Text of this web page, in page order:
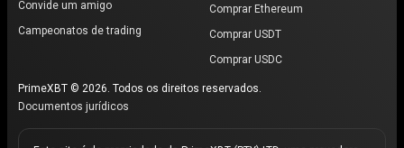
Convide um amigo
Campeonatos de trading
Comprar Ethereum
Comprar USDT
Comprar USDC
PrimeXBT © 2026. Todos os direitos reservados.
Documentos jurídicos